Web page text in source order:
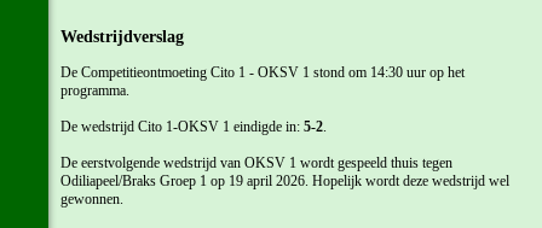
Wedstrijdverslag
De Competitieontmoeting Cito 1 - OKSV 1 stond om 14:30 uur op het
programma.
De wedstrijd Cito 1-OKSV 1 eindigde in: 5-2.
De eerstvolgende wedstrijd van OKSV 1 wordt gespeeld thuis tegen
Odiliapeel/Braks Groep 1 op 19 april 2026. Hopelijk wordt deze wedstrijd wel
gewonnen.